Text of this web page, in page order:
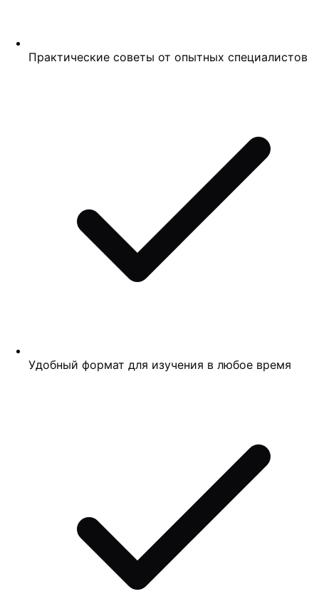
Практические советы от опытных специалистов
Удобный формат для изучения в любое время